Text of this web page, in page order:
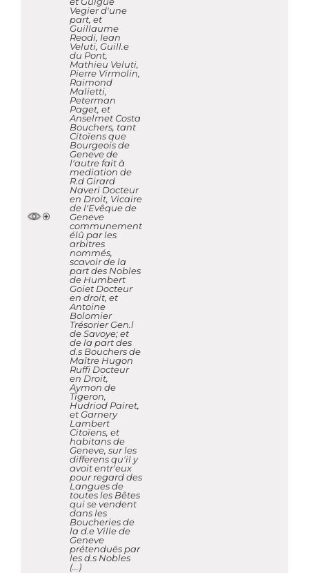
Vegier d'une
part, et
Guillaume
Reodi, Iean
Veluti, Guill.e
du Pont,
Mathieu Veluti,
Pierre Virmolin,
Raimond
Malietti,
Peterman
Paget, et
Anselmet Costa
Bouchers, tant
Citoïens que
Bourgeois de
Geneve de
l'autre fait à
mediation de
R.d Girard
Naveri Docteur
en Droit, Vicaire
de l'Evêque de
Geneve
communement
élû par les
arbitres
nommés,
scavoir de la
part des Nobles
de Humbert
Goiet Docteur
en droit, et
Antoine
Bolomier
Trésorier Gen.l
de Savoye; et
de la part des
d.s Bouchers de
Maître Hugon
Ruffi Docteur
en Droit,
Aymon de
Tigeron,
Hudriod Pairet,
et Garnery
Lambert
Citoïens, et
habitans de
Geneve, sur les
differens qu'il y
avoit entr'eux
pour regard des
Langues de
toutes les Bêtes
qui se vendent
dans les
Boucheries de
la d.e Ville de
Geneve
prétenduës par
les d.s Nobles
(...)